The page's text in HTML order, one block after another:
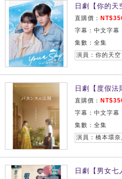
日劇【你的
直購價：
字幕：中文字幕
集數：全集
日劇【度假
直購價：
字幕：中文字幕
集數：全集
演員：橋本環
日劇【男女